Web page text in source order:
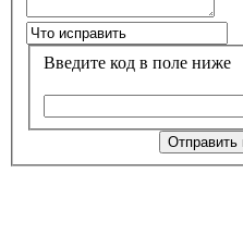
Введите код в поле ниже
Отправить